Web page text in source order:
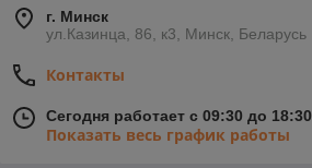
г. Минск
ул.Казинца, 86, к3, Минск, Беларусь
Контакты
Сегодня работает с 09:30 до 18:30
Показать весь график работы